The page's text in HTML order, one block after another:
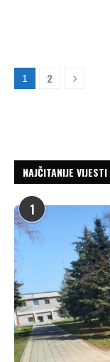
1 2
NAJČITANIJE VIJESTI
1